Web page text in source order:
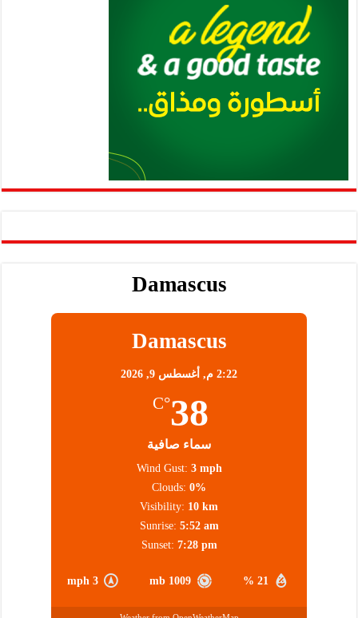
Damascus
Damascus
2:22 م, أغسطس 9, 2026
38
°C
سماء صافية
21 %
1009 mb
3 mph
Wind Gust: 3 mph
Clouds: 0%
Visibility: 10 km
Sunrise: 5:52 am
Sunset: 7:28 pm